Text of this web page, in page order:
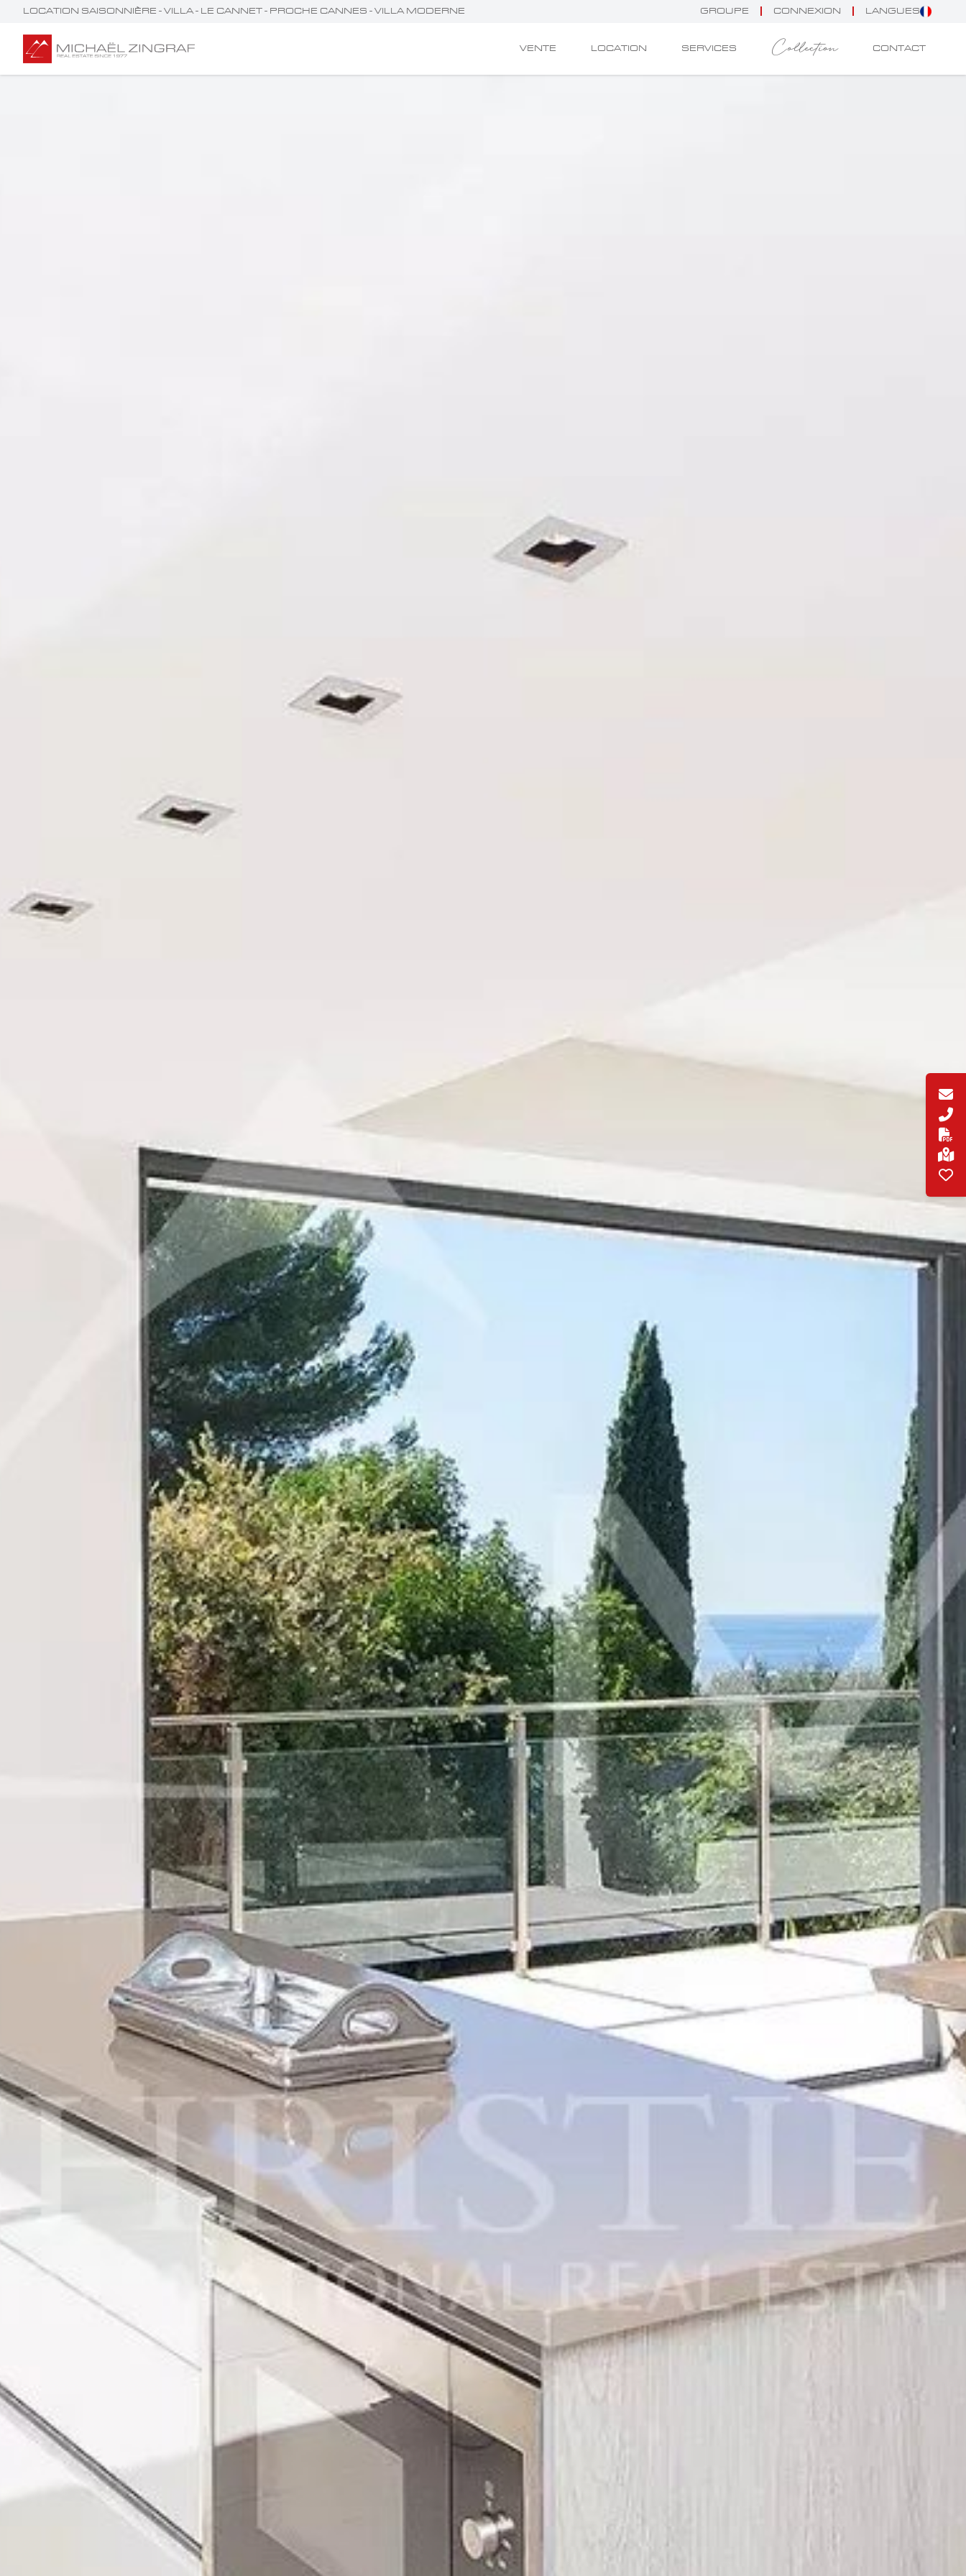
LOCATION SAISONNIÈRE - VILLA - LE CANNET - PROCHE CANNES - VILLA MODERNE GROUPE CONNEXION LANGUES
VENTE LOCATION SERVICES Collection CONTACT